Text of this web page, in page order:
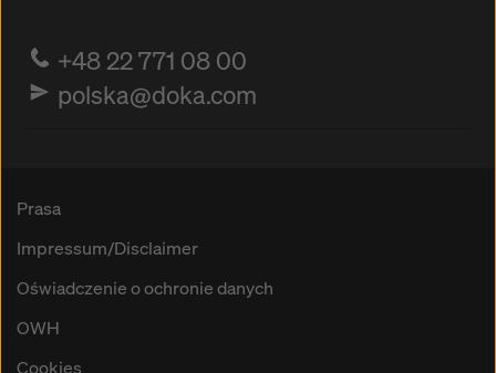
+48 22 771 08 00
polska@doka.com
Prasa
Impressum/Disclaimer
Oświadczenie o ochronie danych
OWH
Cookies